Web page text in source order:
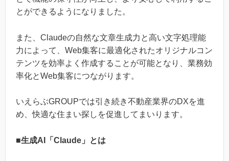
とができるようになりました。
また、Claudeの自然な文章生成力と高い文字処理能
力によって、Web集客に最適化されたオリジナルコン
テンツを効率よく作成することが可能となり、業務効
率化とWeb集客につながります。
いえらぶGROUPでは引き続き不動産業界のDXを進
め、快適な住まい探しを促進してまいります。
■生成AI「Claude」とは